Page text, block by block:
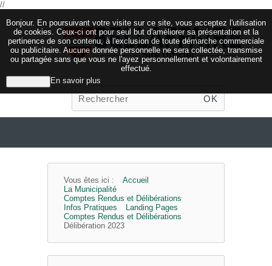
//
Bonjour. En poursuivant votre visite sur ce site, vous acceptez l'utilisation
de cookies. Ceux-ci ont pour seul but d'améliorer sa présentation et la
pertinence de son contenu, à l'exclusion de toute démarche commerciale
ou publicitaire. Aucune donnée personnelle ne sera collectée, transmise
ou partagée sans que vous ne l'ayez personnellement et volontairement
effectué.
En savoir plus
OK
Vous êtes ici :
Accueil
La Municipalité
Comptes Rendus et Délibérations
Infos Pratiques
Landing Pages
Comptes Rendus et Délibérations
Délibération 2023